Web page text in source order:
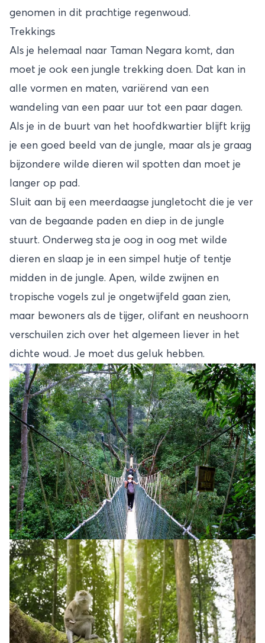
genomen in dit prachtige regenwoud.
Trekkings
Als je helemaal naar Taman Negara komt, dan
moet je ook een jungle trekking doen. Dat kan in
alle vormen en maten, variërend van een
wandeling van een paar uur tot een paar dagen.
Als je in de buurt van het hoofdkwartier blijft krijg
je een goed beeld van de jungle, maar als je graag
bijzondere wilde dieren wil spotten dan moet je
langer op pad.
Sluit aan bij een meerdaagse jungletocht die je ver
van de begaande paden en diep in de jungle
stuurt. Onderweg sta je oog in oog met wilde
dieren en slaap je in een simpel hutje of tentje
midden in de jungle. Apen, wilde zwijnen en
tropische vogels zul je ongetwijfeld gaan zien,
maar bewoners als de tijger, olifant en neushoorn
verschuilen zich over het algemeen liever in het
dichte woud. Je moet dus geluk hebben.